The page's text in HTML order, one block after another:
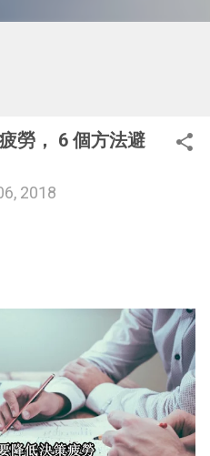
勞， 6 個方法避
2018